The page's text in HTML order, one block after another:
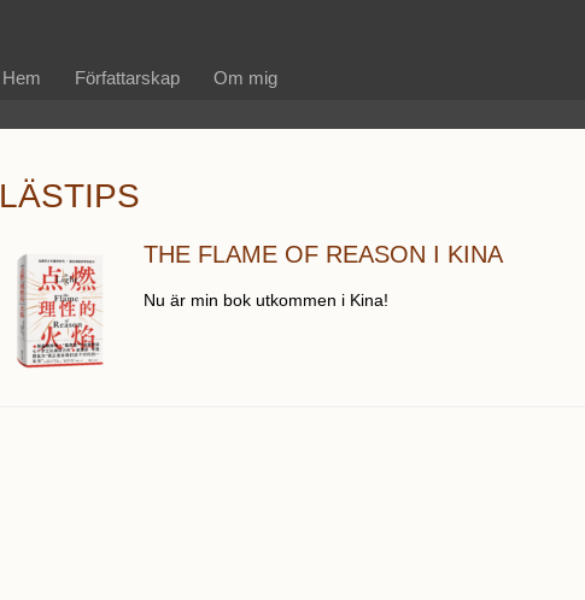
Hem Författarskap Om mig
LÄSTIPS
THE FLAME OF REASON I KINA
Nu är min bok utkommen i Kina!